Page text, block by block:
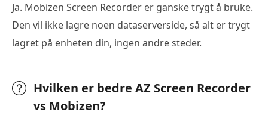
Ja. Mobizen Screen Recorder er ganske trygt å bruke.
Den vil ikke lagre noen dataserverside, så alt er trygt
lagret på enheten din, ingen andre steder.
Hvilken er bedre AZ Screen Recorder
vs Mobizen?